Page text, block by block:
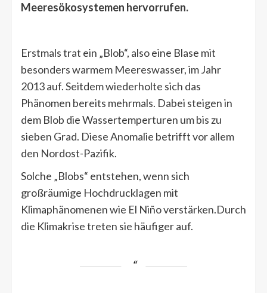
Meeresökosystemen hervorrufen.
Erstmals trat ein „Blob“, also eine Blase mit
besonders warmem Meereswasser, im Jahr
2013 auf. Seitdem wiederholte sich das
Phänomen bereits mehrmals. Dabei steigen in
dem Blob die Wassertemperturen um bis zu
sieben Grad. Diese Anomalie betrifft vor allem
den Nordost-Pazifik.
Solche „Blobs“ entstehen, wenn sich
großräumige Hochdrucklagen mit
Klimaphänomenen wie El Niño verstärken.Durch
die Klimakrise treten sie häufiger auf.